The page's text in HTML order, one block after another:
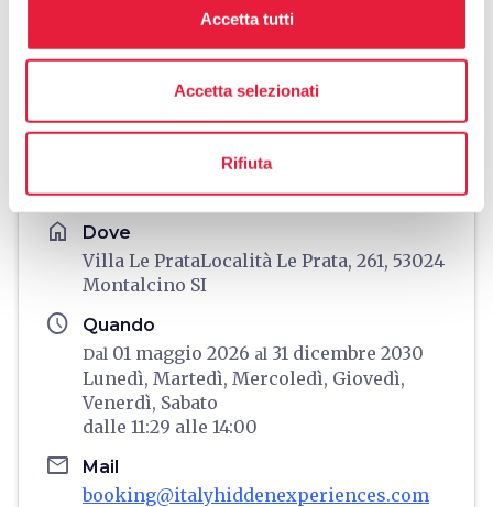
Accetta tutti
Accetta selezionati
Rifiuta
directions Indicazioni
Informazioni utili
home Dove
Villa Le PrataLocalità Le Prata, 261, 53024
Montalcino SI
schedule Quando
Dal 01 maggio 2026 al 31 dicembre 2030
Lunedì, Martedì, Mercoledì, Giovedì,
Venerdì, Sabato
dalle 11:29 alle 14:00
email Mail
booking@italyhiddenexperiences.com